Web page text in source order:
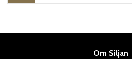
Om Siljan